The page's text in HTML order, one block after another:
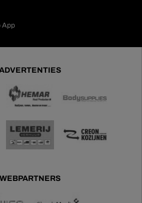
App
WEBPARTNERS